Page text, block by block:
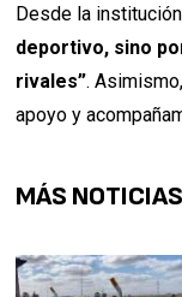
Desde la
deportivo, sino
rivales”.
apoyo y
MÁS NOTICIAS